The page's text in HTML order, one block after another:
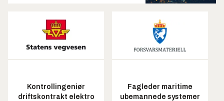
Kontrollingeniør
driftskontrakt elektro
Fagleder maritime
ubemannede systemer